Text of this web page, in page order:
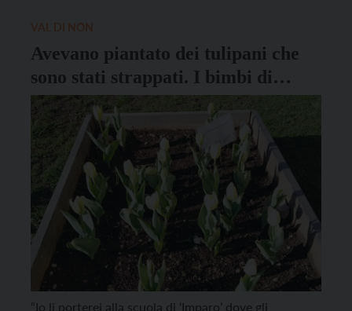
Avevano piantato dei tulipani che
sono stati strappati. I bimbi di
Smarano e Sfruz non ci stanno:
“Erano di tutti!”
“Io li porterei alla scuola di ‘Imparo’ dove gli